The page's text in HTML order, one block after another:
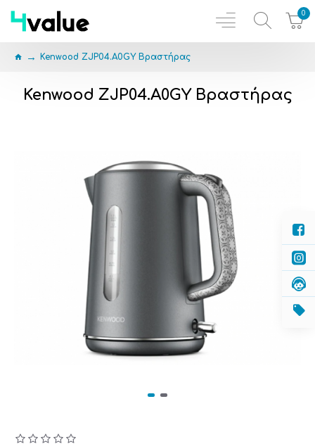
0
Kenwood ZJP04.A0GY Βραστήρας
Kenwood ZJP04.A0GY Βραστήρας